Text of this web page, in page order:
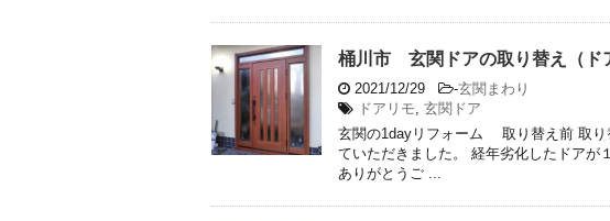
桶川市 玄関ドアの取り替え（ド
2021/12/29 -玄関まわり
ドアリモ, 玄関ドア
玄関の1dayリフォーム 取り替え前 取り
ていただきました。 経年劣化したドアが
ありがとうご ...